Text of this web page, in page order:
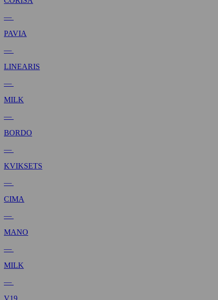
—
PAVIA
—
LINEARIS
—
MILK
—
BORDO
—
KVIKSETS
—
CIMA
—
MANO
—
MILK
—
V19